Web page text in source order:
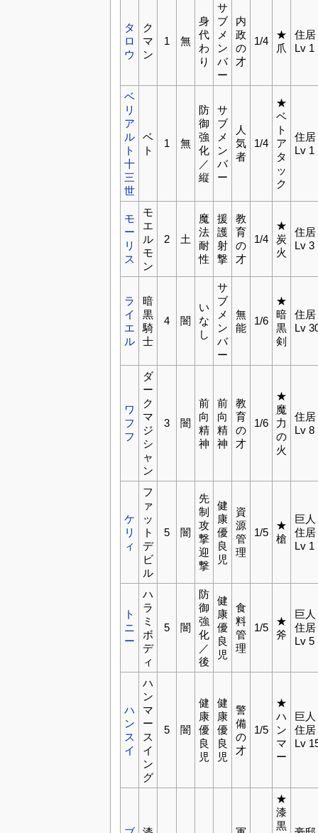
タ
ロ
ウ
ク
マ
ン
1 無
身
代
わ
り
サ
ブ
メ
ン
バ
ー
内
政
の
才
1/4
★
爪
住居
Lv 1
ベ
リ
ア
ル
ト
十
三
世
ベ
ト
1 無
防
御
強
化
／
縦
サ
ブ
メ
ン
バ
ー
人
気
者
1/4
★
ベ
ト
ア
タ
ッ
ク
住居
Lv 1
モ
ー
リ
ス
モ
エ
ル
モ
ン
2 土
魔
法
耐
性
援
護
射
撃
教
育
の
才
1/4
★
炭
火
住居
Lv 3
ラ
イ
エ
ル
暗
黒
騎
士
4 闇
い
な
し
サ
ブ
メ
ン
バ
ー
無
能
1/6
★
暗
黒
剣
住居
Lv
ワ
フ
フ
ダ
ー
ク
マ
ジ
シ
ャ
ン
3 闇
前
向
精
神
前
向
精
神
教
育
の
才
1/6
★
魔
力
の
火
住居
Lv 8
ケ
リ
ィ
フ
ァ
ッ
ト
デ
ビ
ル
5 闇
先
制
攻
撃
迎
撃
健
康
優
良
児
資
源
管
理
1/5
★
槍
巨人
住居
Lv 1
ト
ニ
ー
ハ
ラ
ミ
ボ
デ
ィ
5 闇
防
御
強
化
／
後
健
康
優
良
児
食
料
管
理
1/5
★
斧
巨人
住居
Lv 5
ハ
ン
ス
イ
ハ
ン
マ
ー
ス
イ
ン
グ
5 闇
健
康
優
良
児
健
康
優
良
児
警
備
の
才
1/5
★
ハ
ン
マ
ー
巨人
住居
Lv
★
漆
黒